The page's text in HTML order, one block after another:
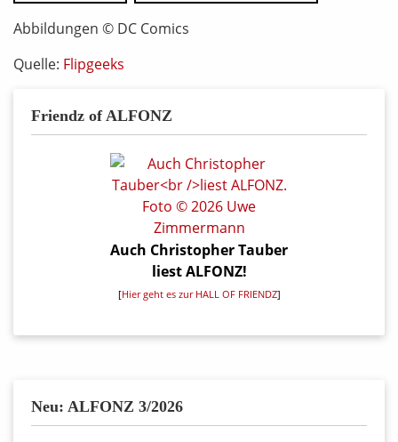
Abbildungen © DC Comics
Quelle: Flipgeeks
Friendz of ALFONZ
Auch Christopher Tauber
liest ALFONZ!
[Hier geht es zur HALL OF FRIENDZ]
Neu: ALFONZ 3/2026